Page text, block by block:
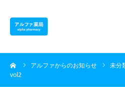
アルファからのお知らせ 未分
vol2
採用情報